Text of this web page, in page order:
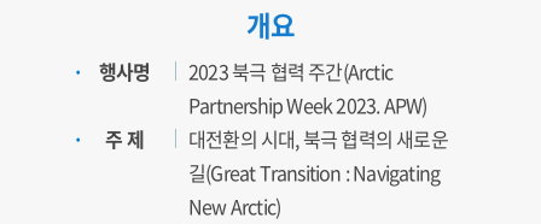
개요
행사명
2023 북극 협력 주간(Arctic
Partnership Week 2023. APW)
주 제
대전환의 시대, 북극 협력의 새로운
길(Great Transition : Navigating
New Arctic)